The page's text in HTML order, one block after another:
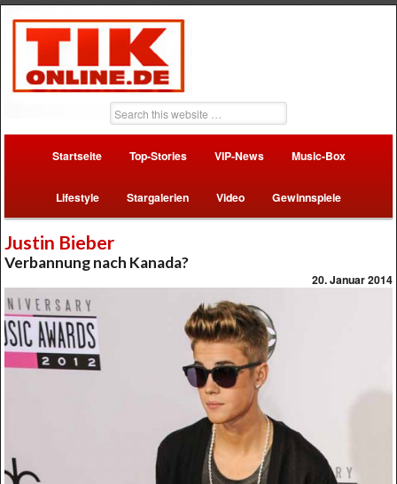
Startseite Top-Stories VIP-News Music-Box
Lifestyle Stargalerien Video Gewinnspiele
Justin Bieber
Verbannung nach Kanada?
20. Januar 2014